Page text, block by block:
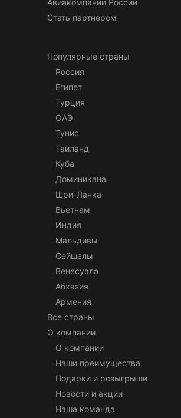
Стать партнером
Популярные страны
Россия
Египет
Турция
ОАЭ
Тунис
Таиланд
Куба
Доминикана
Шри-Ланка
Вьетнам
Индия
Мальдивы
Сейшелы
Венесуэла
Абхазия
Армения
Все страны
О компании
О компании
Наши преимущества
Подарки и розыгрыши
Новости и акции
Наша команда